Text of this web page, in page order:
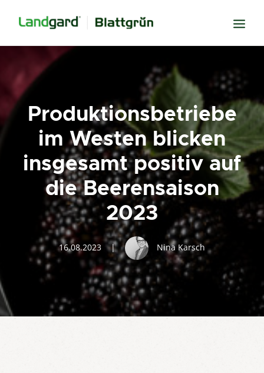
Neugier
Inspiration
Verbundenheit
Transparenz
Freude
Erfolg
Miteinander
Wissen
Suche
Produktionsbetriebe
im Westen blicken
insgesamt positiv auf
die Beerensaison
2023
16.08.2023 | Nina Karsch